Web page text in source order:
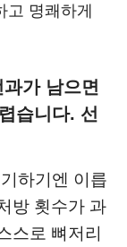
명쾌하게
가 남으면
습니다. 선
하기엔 이릅
방 횟수가 과
스로 뼈저리